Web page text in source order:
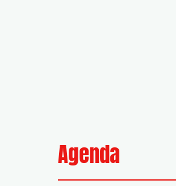
Agenda